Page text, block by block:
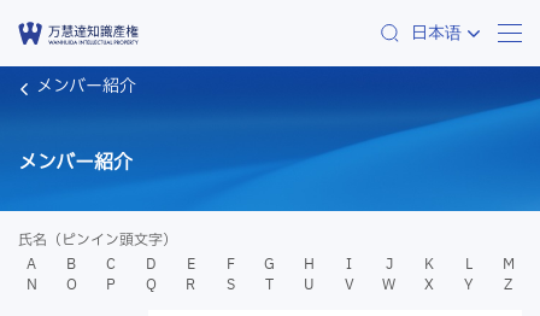
日本语
メンバー紹介
メンバー紹介
氏名（ピンイン頭文字）
A
B C D E F G H I J K L
M
N
O P Q R S T U V W X Y
Z